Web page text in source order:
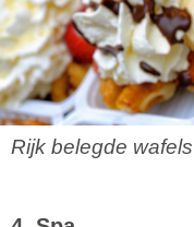
Rijk belegde wafels